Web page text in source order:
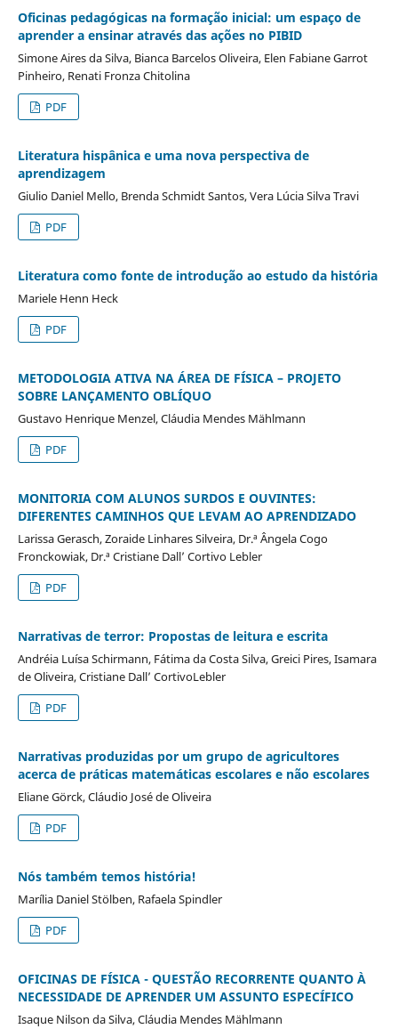
Oficinas pedagógicas na formação inicial: um espaço de
aprender a ensinar através das ações no PIBID
Simone Aires da Silva, Bianca Barcelos Oliveira, Elen Fabiane Garrot
Pinheiro, Renati Fronza Chitolina
PDF
Literatura hispânica e uma nova perspectiva de
aprendizagem
Giulio Daniel Mello, Brenda Schmidt Santos, Vera Lúcia Silva Travi
PDF
Literatura como fonte de introdução ao estudo da história
Mariele Henn Heck
PDF
METODOLOGIA ATIVA NA ÁREA DE FÍSICA – PROJETO
SOBRE LANÇAMENTO OBLÍQUO
Gustavo Henrique Menzel, Cláudia Mendes Mählmann
PDF
MONITORIA COM ALUNOS SURDOS E OUVINTES:
DIFERENTES CAMINHOS QUE LEVAM AO APRENDIZADO
Larissa Gerasch, Zoraide Linhares Silveira, Dr.ª Ângela Cogo
Fronckowiak, Dr.ª Cristiane Dall’ Cortivo Lebler
PDF
Narrativas de terror: Propostas de leitura e escrita
Andréia Luísa Schirmann, Fátima da Costa Silva, Greici Pires, Isamara
de Oliveira, Cristiane Dall’ CortivoLebler
PDF
Narrativas produzidas por um grupo de agricultores
acerca de práticas matemáticas escolares e não escolares
Eliane Görck, Cláudio José de Oliveira
PDF
Nós também temos história!
Marília Daniel Stölben, Rafaela Spindler
PDF
OFICINAS DE FÍSICA - QUESTÃO RECORRENTE QUANTO À
NECESSIDADE DE APRENDER UM ASSUNTO ESPECÍFICO
Isaque Nilson da Silva, Cláudia Mendes Mählmann